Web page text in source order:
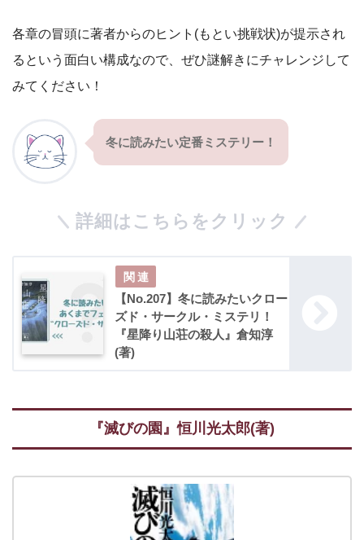
各章の冒頭に著者からのヒント(もとい挑戦状)が提示され
るという面白い構成なので、ぜひ謎解きにチャレンジして
みてください！
冬に読みたい定番ミステリー！
詳細はこちらをクリック
【No.207】冬に読みたいクロー
ズド・サークル・ミステリ！
『星降り山荘の殺人』倉知淳
(著)
『滅びの園』恒川光太郎(著)